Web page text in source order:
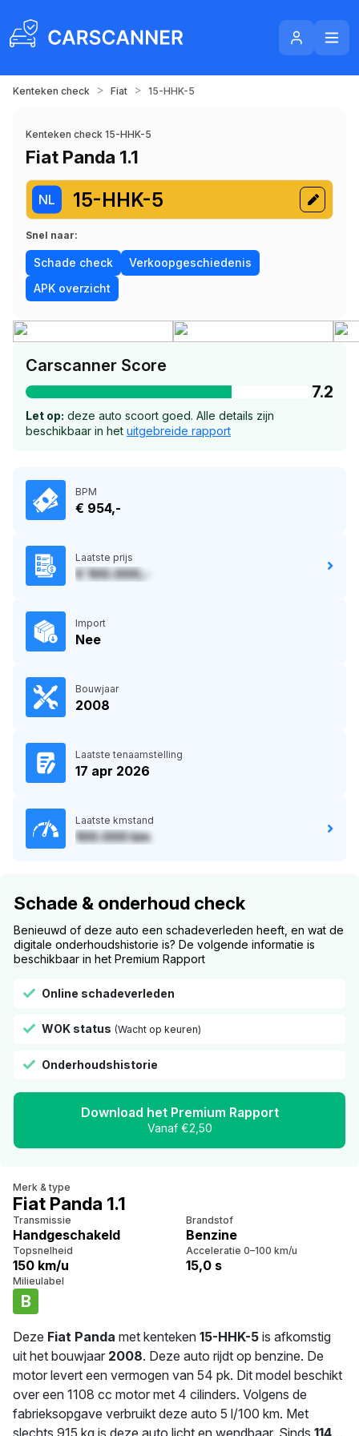
Kenteken check > Fiat > 15-HHK-5
Kenteken check 15-HHK-5
Fiat Panda 1.1
NL 15-HHK-5
Snel naar:
Schade check
Verkoopgeschiedenis
APK overzicht
Carscanner Score
7.2
Let op: deze auto scoort goed. Alle details zijn
beschikbaar in het uitgebreide rapport
BPM
€ 954,-
Laatste prijs
€ 100.000,-
Import
Nee
Bouwjaar
2008
Laatste tenaamstelling
17 apr 2026
Laatste kmstand
100.000 km
Schade & onderhoud check
Benieuwd of deze auto een schadeverleden heeft, en wat de
digitale onderhoudshistorie is? De volgende informatie is
beschikbaar in het Premium Rapport
Online schadeverleden
WOK status (Wacht op keuren)
Onderhoudshistorie
Download het Premium Rapport
Vanaf €2,50
Merk & type
Fiat Panda 1.1
Transmissie
Handgeschakeld
Brandstof
Benzine
Topsnelheid
150 km/u
Acceleratie 0–100 km/u
15,0 s
Milieulabel
B
Deze Fiat Panda met kenteken 15-HHK-5 is afkomstig
uit het bouwjaar 2008. Deze auto rijdt op benzine. De
motor levert een vermogen van 54 pk. Dit model beschikt
over een 1108 cc motor met 4 cilinders. Volgens de
fabrieksopgave verbruikt deze auto 5 l/100 km. Met
slechts 915 kg is deze auto licht en wendbaar. Sinds 114